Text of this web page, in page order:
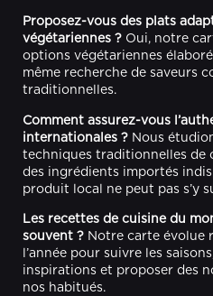
Proposez-vous des plats
végétariennes ? Oui, notre
options végétariennes
même recherche de saveurs
traditionnelles.
Comment assurez-vous
internationales ? Nous
techniques traditionnelles de
des ingrédients importés
produit local ne peut pas s’y
Les recettes de cuisine du
souvent ? Notre carte évolue
l’année pour suivre les
inspirations et proposer des
nos habitués.